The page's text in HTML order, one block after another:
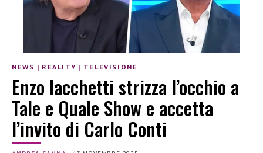
NEWS | REALITY | TELEVISIONE
Enzo Iacchetti strizza l’occhio a
Tale e Quale Show e accetta
l’invito di Carlo Conti